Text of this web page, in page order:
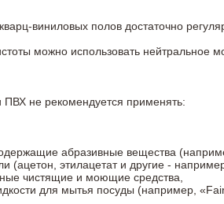
виниловых полов достаточно
можно использовать
ПВХ не рекомендуется применять:
абразивные вещества
(ацетон, этилацетат и другие -
чистящие и моющие средства,
для мытья посуды (например,